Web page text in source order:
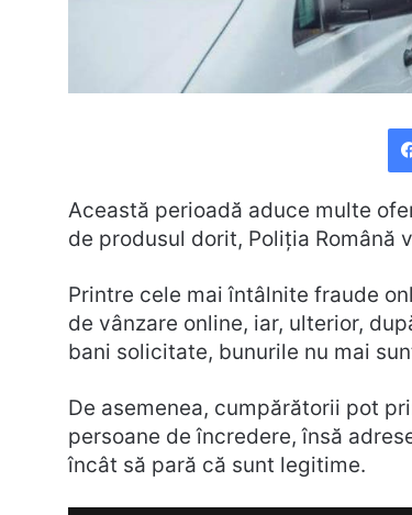
Această perioadă aduce multe
de produsul dorit, Poliția Română
Printre cele mai întâlnite fraude
de vânzare online, iar, ulterior,
bani solicitate, bunurile nu mai
De asemenea, cumpărătorii pot
persoane de încredere, însă
încât să pară că sunt legitime.